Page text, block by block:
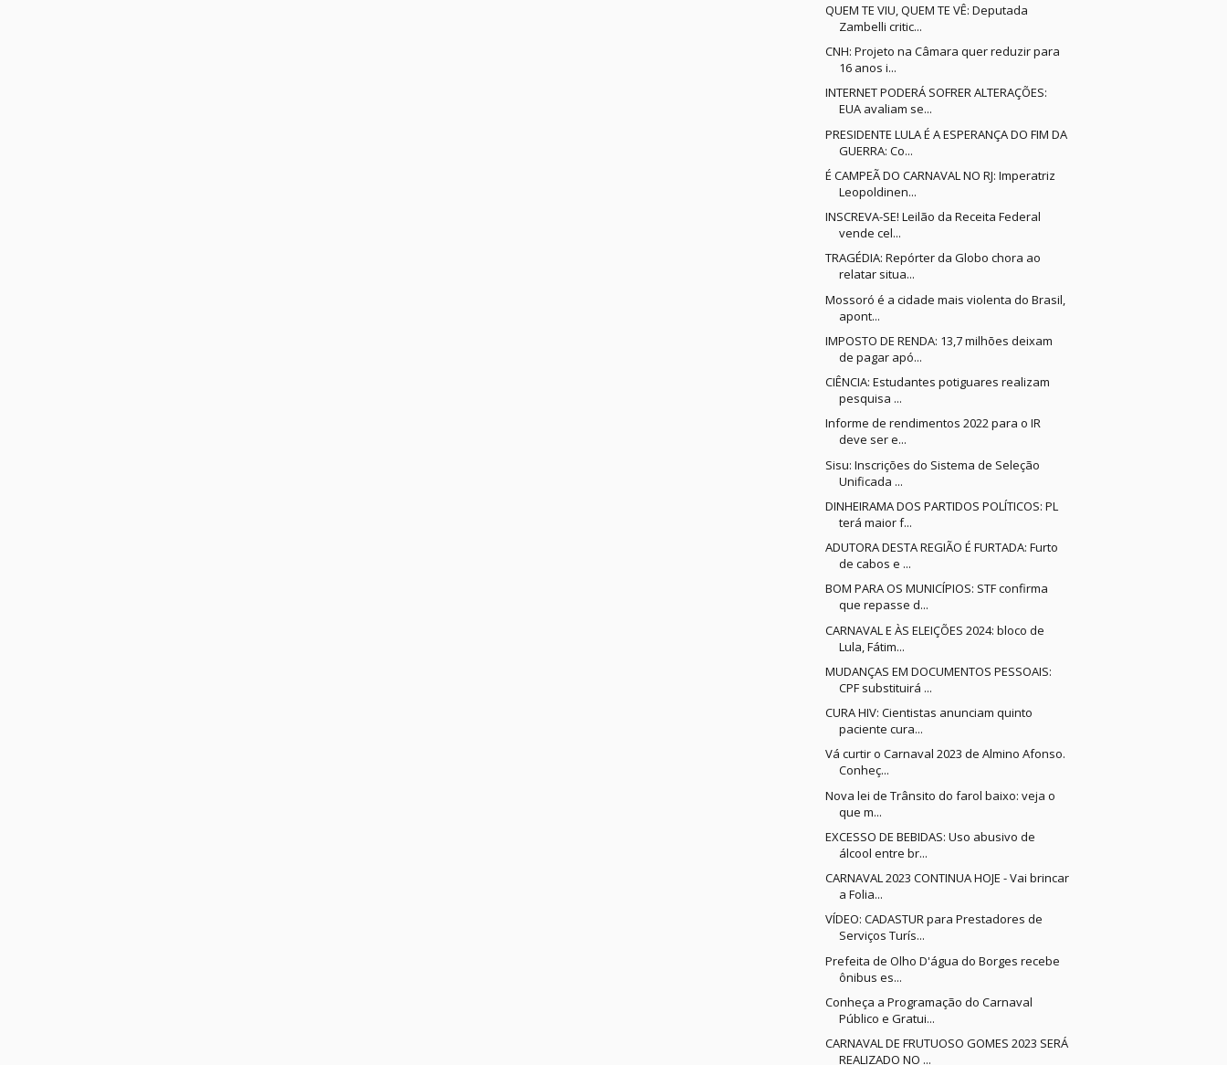
QUEM TE VIU, QUEM TE VÊ: Deputada
Zambelli critic...
CNH: Projeto na Câmara quer reduzir para
16 anos i...
INTERNET PODERÁ SOFRER ALTERAÇÕES:
EUA avaliam se...
PRESIDENTE LULA É A ESPERANÇA DO FIM DA
GUERRA: Co...
É CAMPEÃ DO CARNAVAL NO RJ: Imperatriz
Leopoldinen...
INSCREVA-SE! Leilão da Receita Federal
vende cel...
TRAGÉDIA: Repórter da Globo chora ao
relatar situa...
Mossoró é a cidade mais violenta do Brasil,
apont...
IMPOSTO DE RENDA: 13,7 milhões deixam
de pagar apó...
CIÊNCIA: Estudantes potiguares realizam
pesquisa ...
Informe de rendimentos 2022 para o IR
deve ser e...
Sisu: Inscrições do Sistema de Seleção
Unificada ...
DINHEIRAMA DOS PARTIDOS POLÍTICOS: PL
terá maior f...
ADUTORA DESTA REGIÃO É FURTADA: Furto
de cabos e ...
BOM PARA OS MUNICÍPIOS: STF confirma
que repasse d...
CARNAVAL E ÀS ELEIÇÕES 2024: bloco de
Lula, Fátim...
MUDANÇAS EM DOCUMENTOS PESSOAIS:
CPF substituirá ...
CURA HIV: Cientistas anunciam quinto
paciente cura...
Vá curtir o Carnaval 2023 de Almino Afonso.
Conheç...
Nova lei de Trânsito do farol baixo: veja o
que m...
EXCESSO DE BEBIDAS: Uso abusivo de
álcool entre br...
CARNAVAL 2023 CONTINUA HOJE - Vai brincar
a Folia...
VÍDEO: CADASTUR para Prestadores de
Serviços Turís...
Prefeita de Olho D'água do Borges recebe
ônibus es...
Conheça a Programação do Carnaval
Público e Gratui...
CARNAVAL DE FRUTUOSO GOMES 2023 SERÁ
REALIZADO NO ...